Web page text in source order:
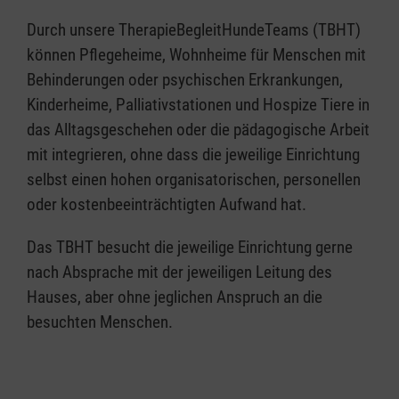
Durch unsere TherapieBegleitHundeTeams (TBHT)
können Pflegeheime, Wohnheime für Menschen mit
Behinderungen oder psychischen Erkrankungen,
Kinderheime, Palliativstationen und Hospize Tiere in
das Alltagsgeschehen oder die pädagogische Arbeit
mit integrieren, ohne dass die jeweilige Einrichtung
selbst einen hohen organisatorischen, personellen
oder kostenbeeinträchtigten Aufwand hat.
Das TBHT besucht die jeweilige Einrichtung gerne
nach Absprache mit der jeweiligen Leitung des
Hauses, aber ohne jeglichen Anspruch an die
besuchten Menschen.